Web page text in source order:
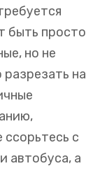
быть просто
но не
на
с
автобуса, а